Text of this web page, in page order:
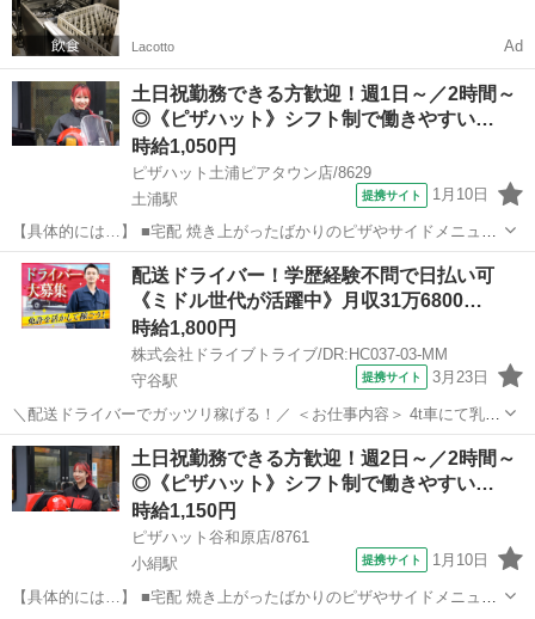
Lacotto Ad
土日祝勤務できる方歓迎！週1日～／2時間～
◎《ピザハット》シフト制で働きやすい…
時給1,050円
ピザハット土浦ピアタウン店/8629
土浦駅
提携サイト 1月10日
【具体的には…】 ■宅配 焼き上がったばかりのピザやサイドメニュー
を、 美味しくお客様に召し上がっていただくために安全運転で商品を
お届けします。 ①地図で住所とルートをチェック ②オーダーシートに
記載のある商品を保温バッグに...
茨城 土浦市 土浦駅 デリバリー
配送ドライバー！学歴経験不問で日払い可
《ミドル世代が活躍中》月収31万6800…
時給1,800円
株式会社ドライブトライブ/DR:HC037-03-MM
守谷駅
提携サイト 3月23日
＼配送ドライバーでガッツリ稼げる！／ ＜お仕事内容＞ 4t車にて乳製
品の配送業務 ■車種・内容：DR:4t＋作業 ■商品：食品 ■配送先：セン
ター ■配送件数：1～2件 ＜必須資格＞ 中型免許(8t限定)MT 派遣...
茨城 守谷市 守谷駅 デリバリー
土日祝勤務できる方歓迎！週2日～／2時間～
◎《ピザハット》シフト制で働きやすい…
時給1,150円
ピザハット谷和原店/8761
小絹駅
提携サイト 1月10日
【具体的には…】 ■宅配 焼き上がったばかりのピザやサイドメニュー